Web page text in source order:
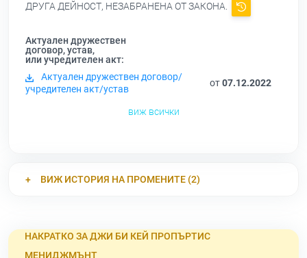
ДРУГА ДЕЙНОСТ, НЕЗАБРАНЕНА ОТ ЗАКОНА.
Актуален дружествен
договор, устав,
или учредителен акт:
Актуален дружествен договор/
учредителен акт/устав
от07.12.2022
виж всички
ВИЖ ИСТОРИЯ НА ПРОМЕНИТЕ (2)
НАКРАТКО ЗА ДЖИ БИ КЕЙ ПРОПЪРТИС
МЕНИДЖМЪНТ